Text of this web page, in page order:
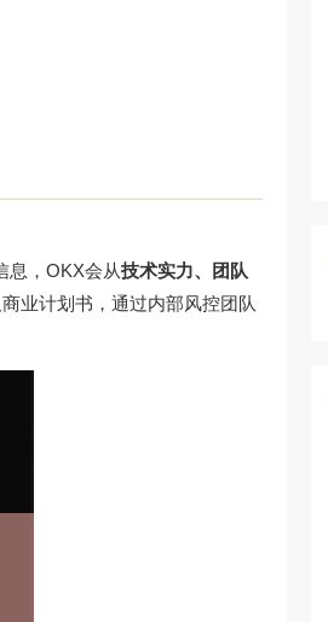
息，OKX会从技术实力、团队
业计划书，通过内部风控团队